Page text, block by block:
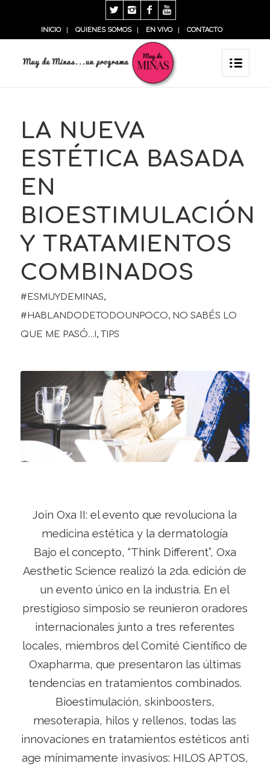
INICIO QUIENES SOMOS EN VIVO CONTACTO
LA NUEVA
ESTÉTICA BASADA
EN
BIOESTIMULACIÓN
Y TRATAMIENTOS
COMBINADOS
#ESMUYDEMINAS,
#HABLANDODETODOUNPOCO, NO SABÉS LO
QUE ME PASÓ…!, TIPS
Join Oxa II: el evento que revoluciona la
medicina estética y la dermatología
Bajo el concepto, “Think Different”, Oxa
Aesthetic Science realizó la 2da. edición de
un evento único en la industria. En el
prestigioso simposio se reunieron oradores
internacionales junto a tres referentes
locales, miembros del Comité Científico de
Oxapharma, que presentaron las últimas
tendencias en tratamientos combinados.
Bioestimulación, skinboosters,
mesoterapia, hilos y rellenos, todas las
innovaciones en tratamientos estéticos anti
age mínimamente invasivos: HILOS APTOS,